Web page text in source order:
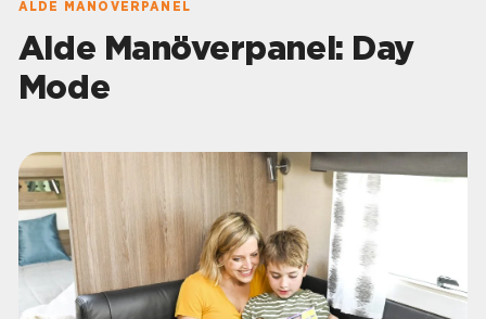
ALDE MANÖVERPANEL
Alde Manöverpanel: Day
Mode